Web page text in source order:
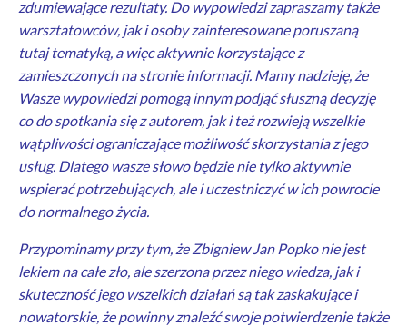
zdumiewające rezultaty. Do wypowiedzi zapraszamy także
warsztatowców, jak i osoby zainteresowane poruszaną
tutaj tematyką, a więc aktywnie korzystające z
zamieszczonych na stronie informacji. Mamy nadzieję, że
Wasze wypowiedzi pomogą innym podjąć słuszną decyzję
co do spotkania się z autorem, jak i też rozwieją wszelkie
wątpliwości ograniczające możliwość skorzystania z jego
usług. Dlatego wasze słowo będzie nie tylko aktywnie
wspierać potrzebujących, ale i uczestniczyć w ich powrocie
do normalnego życia.
Przypominamy przy tym, że Zbigniew Jan Popko nie jest
lekiem na całe zło, ale szerzona przez niego wiedza, jak i
skuteczność jego wszelkich działań są tak zaskakujące i
nowatorskie, że powinny znaleźć swoje potwierdzenie także